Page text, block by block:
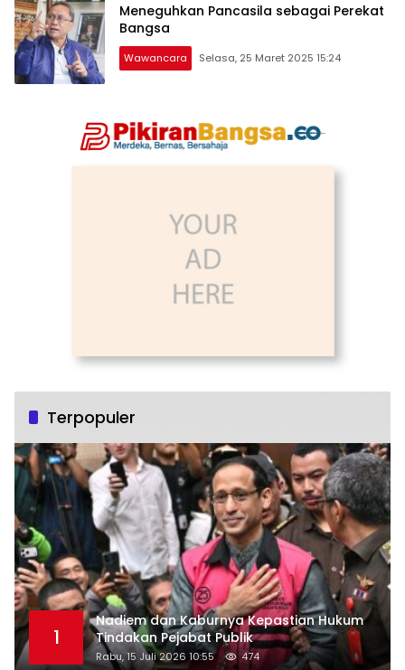
Meneguhkan Pancasila sebagai Perekat
Bangsa
Wawancara Selasa, 25 Maret 2025 15:24
Terpopuler
1
Nadiem dan Kaburnya Kepastian Hukum
Tindakan Pejabat Publik
Rabu, 15 Juli 2026 10:55 474